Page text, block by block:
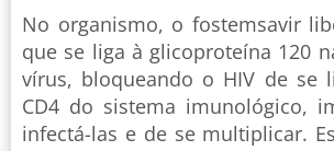
No organismo, o fostemsavir
que se liga à glicoproteína 120
vírus, bloqueando o HIV de se
CD4 do sistema imunológico,
infectá-las e de se multiplicar.